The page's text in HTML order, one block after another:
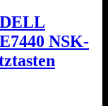
NSK-